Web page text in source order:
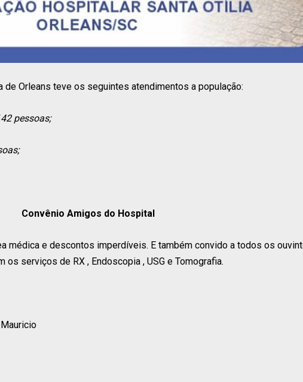
de Orleans teve os seguintes atendimentos a população:
pessoas;
Convênio Amigos do Hospital
médica e descontos imperdíveis. E também convido a todos os
os serviços de RX , Endoscopia , USG e Tomografia.